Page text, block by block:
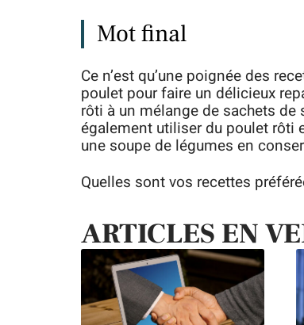
Mot final
Ce n’est qu’une poignée des
poulet pour faire un délicieux
rôti à un mélange de sachets
également utiliser du poulet rôti
une soupe de légumes en
Quelles sont vos recettes
ARTICLES EN